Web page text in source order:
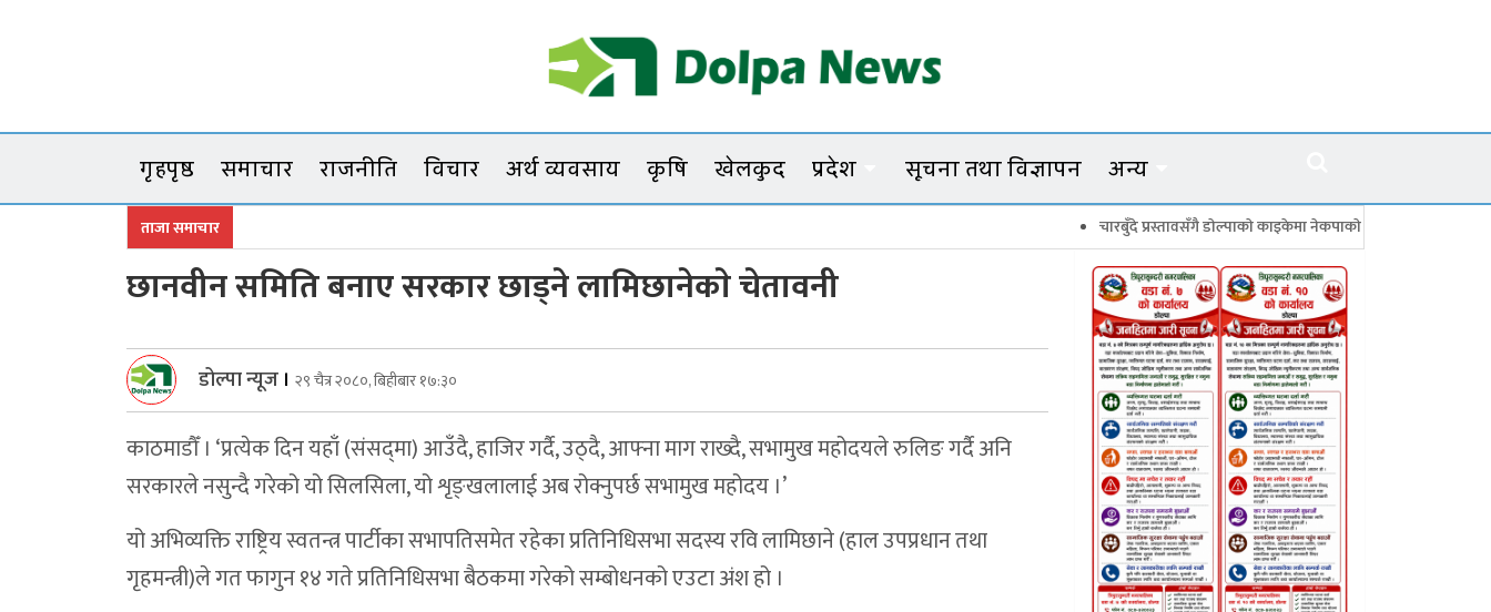
Dolpanews
गृहपृष्ठ समाचार राजनीति विचार अर्थ व्यवसाय कृषि खेलकुद प्रदेश सूचना तथा विज्ञापन अन्य
ताजा समाचार चारबुँदे प्रस्तावसँगै डाेल्पाकाे काइकेमा नेकपाकाे ९९ सदस्यीय गाउँ समिति गठन
छानवीन समिति बनाए सरकार छाड्ने लामिछानेकाे चेतावनी
डोल्पा न्यूज । २९ चैत्र २०८०, बिहीबार १७:३०
काठमाडौँ । ‘प्रत्येक दिन यहाँ (संसद‍्मा) आउँदै, हाजिर गर्दै, उठ्दै, आफ्ना माग राख्दै, सभामुख महोदयले रुलिङ गर्दै अनि
सरकारले नसुन्दै गरेको यो सिलसिला, यो शृङ्खलालाई अब रोक्नुपर्छ सभामुख महोदय ।’
यो अभिव्यक्ति राष्ट्रिय स्वतन्त्र पार्टीका सभापतिसमेत रहेका प्रतिनिधिसभा सदस्य रवि लामिछाने (हाल उपप्रधान तथा
गृहमन्त्री)ले गत फागुन १४ गते प्रतिनिधिसभा बैठकमा गरेको सम्बोधनको एउटा अंश हो ।